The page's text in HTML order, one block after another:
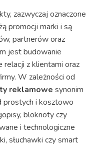
zazwyczaj oznaczone
promocji marki i są
partnerów oraz
jest budowanie
relacji z klientami oraz
W zależności od
reklamowe synonim
prostych i kosztowo
bloknoty czy
i technologiczne
słuchawki czy smart